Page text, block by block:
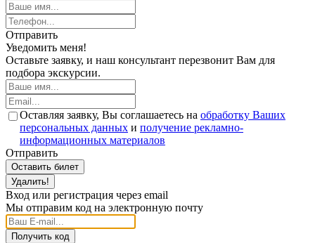
Отправить
Уведомить меня!
Оставьте заявку, и наш консультант перезвонит Вам для
подбора экскурсии.
Оставляя заявку, Вы соглашаетесь на обработку Ваших
персональных данных и получение рекламно-
информационных материалов
Отправить
Оставить билет
Удалить!
Вход или регистрация через email
Мы отправим код на электронную почту
Получить код